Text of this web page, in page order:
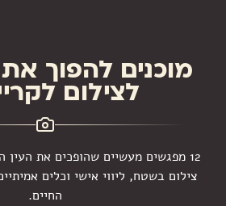
מוכנים להפוך
לצילום
12 מפגשים מעשיים שהופכים את
צילום בשטח, ליווי אישי וכלים
החיים.